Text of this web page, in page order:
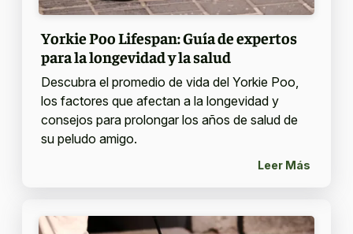
Yorkie Poo Lifespan: Guía de expertos
para la longevidad y la salud
Descubra el promedio de vida del Yorkie Poo,
los factores que afectan a la longevidad y
consejos para prolongar los años de salud de
su peludo amigo.
Leer Más